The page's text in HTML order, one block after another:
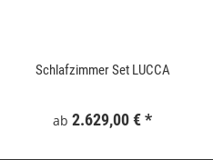
Schlafzimmer Set LUCCA
ab 2.629,00 €*